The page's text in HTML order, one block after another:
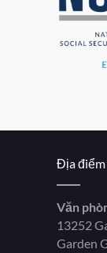
Địa điểm
Văn
13252
Garden